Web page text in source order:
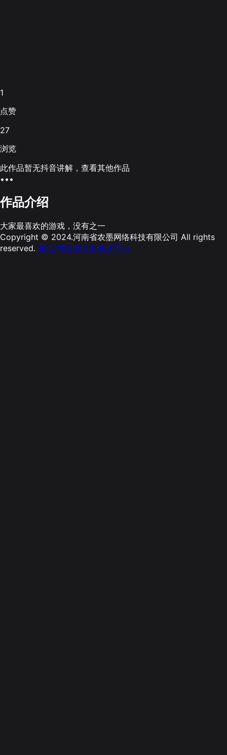
1
点赞
27
浏览
此作品暂无抖音讲解，查看其他作品
•••
作品介绍
大家最喜欢的游戏，没有之一
Copyright © 2024.河南省农墨网络科技有限公司 All rights
reserved. 豫ICP备2021003631号-2